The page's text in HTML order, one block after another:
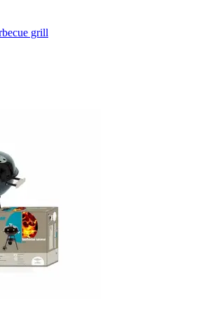
grill